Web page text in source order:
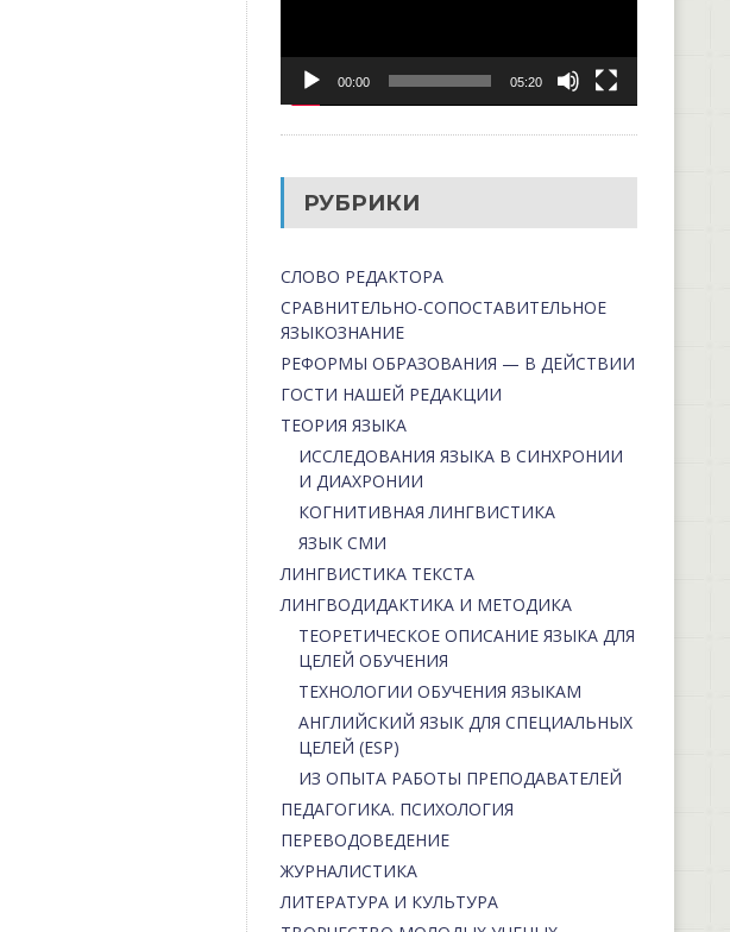
00:00 05:20
РУБРИКИ
СЛОВО РЕДАКТОРА
СРАВНИТЕЛЬНО-СОПОСТАВИТЕЛЬНОЕ
ЯЗЫКОЗНАНИЕ
РЕФОРМЫ ОБРАЗОВАНИЯ — В ДЕЙСТВИИ
ГОСТИ НАШЕЙ РЕДАКЦИИ
ТЕОРИЯ ЯЗЫКА
ИССЛЕДОВАНИЯ ЯЗЫКА В СИНХРОНИИ
И ДИАХРОНИИ
КОГНИТИВНАЯ ЛИНГВИСТИКА
ЯЗЫК СМИ
ЛИНГВИСТИКА ТЕКСТА
ЛИНГВОДИДАКТИКА И МЕТОДИКА
ТЕОРЕТИЧЕСКОЕ ОПИСАНИЕ ЯЗЫКА ДЛЯ
ЦЕЛЕЙ ОБУЧЕНИЯ
ТЕХНОЛОГИИ ОБУЧЕНИЯ ЯЗЫКАМ
АНГЛИЙСКИЙ ЯЗЫК ДЛЯ СПЕЦИАЛЬНЫХ
ЦЕЛЕЙ (ESP)
ИЗ ОПЫТА РАБОТЫ ПРЕПОДАВАТЕЛЕЙ
ПЕДАГОГИКА. ПСИХОЛОГИЯ
ПЕРЕВОДОВЕДЕНИЕ
ЖУРНАЛИСТИКА
ЛИТЕРАТУРА И КУЛЬТУРА